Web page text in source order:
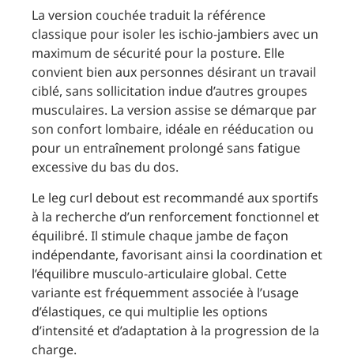
La version couchée traduit la référence
classique pour isoler les ischio-jambiers avec un
maximum de sécurité pour la posture. Elle
convient bien aux personnes désirant un travail
ciblé, sans sollicitation indue d’autres groupes
musculaires. La version assise se démarque par
son confort lombaire, idéale en rééducation ou
pour un entraînement prolongé sans fatigue
excessive du bas du dos.
Le leg curl debout est recommandé aux sportifs
à la recherche d’un renforcement fonctionnel et
équilibré. Il stimule chaque jambe de façon
indépendante, favorisant ainsi la coordination et
l’équilibre musculo-articulaire global. Cette
variante est fréquemment associée à l’usage
d’élastiques, ce qui multiplie les options
d’intensité et d’adaptation à la progression de la
charge.